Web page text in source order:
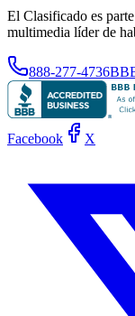
El Clasificado es
multimedia líder de
888-277-4736
Facebook X